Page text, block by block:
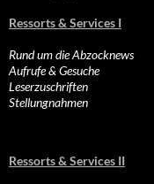
Ressorts & Services I
Rund um die Abzocknews
Aufrufe & Gesuche
Leserzuschriften
Stellungnahmen
Ressorts & Services II